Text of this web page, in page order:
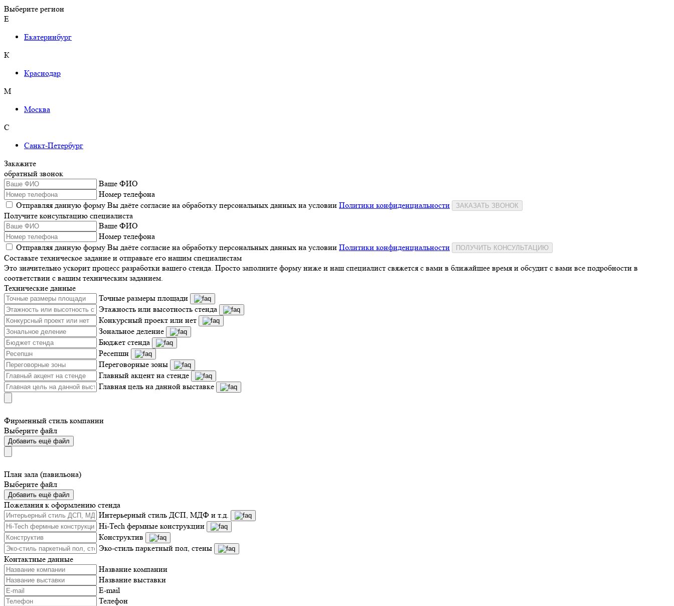
Выберите регион
Е
Екатеринбург
К
Краснодар
М
Москва
С
Санкт-Петербург
Закажите
обратный звонок
Ваше ФИО
Номер телефона
Отправляя данную форму Вы даёте согласие на обработку персональных данных на условии Политики конфиденциальности ЗАКАЗАТЬ ЗВОНОК
Получите консультацию специалиста
Ваше ФИО
Номер телефона
Отправляя данную форму Вы даёте согласие на обработку персональных данных на условии Политики конфиденциальности ПОЛУЧИТЬ КОНСУЛЬТАЦИЮ
Составьте техническое задание и отправьте его нашим специалистам
Это значительно ускорит процесс разработки вашего стенда. Просто заполните форму ниже и наш специалист свяжется с вами в ближайшее время и обсудит с вами все подробности в
соответствии с вашим техническим заданием.
Технические данные
Точные размеры площади
Этажность или высотность стенда
Конкурсный проект или нет
Зональное деление
Бюджет стенда
Ресепшн
Переговорные зоны
Главный акцент на стенде
Главная цель на данной выставке
Фирменный стиль компании
Выберите файл
Добавить ещё файл
План зала (павильона)
Выберите файл
Добавить ещё файл
Пожелания к оформлению стенда
Интерьерный стиль ДСП, МДФ и т.д.
Hi-Tech фермные конструкции
Конструктив
Эко-стиль паркетный пол, стены
Контактные данные
Название компании
Название выставки
E-mail
Телефон